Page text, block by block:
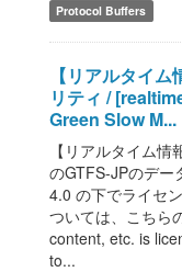
Protocol Buffers
【リアルタイ
リティ /
Green Slow M...
【リアルタイム
のGTFS-JPのデー
4.0 の下でライセ
ついては、こちら
content, etc. is
to...